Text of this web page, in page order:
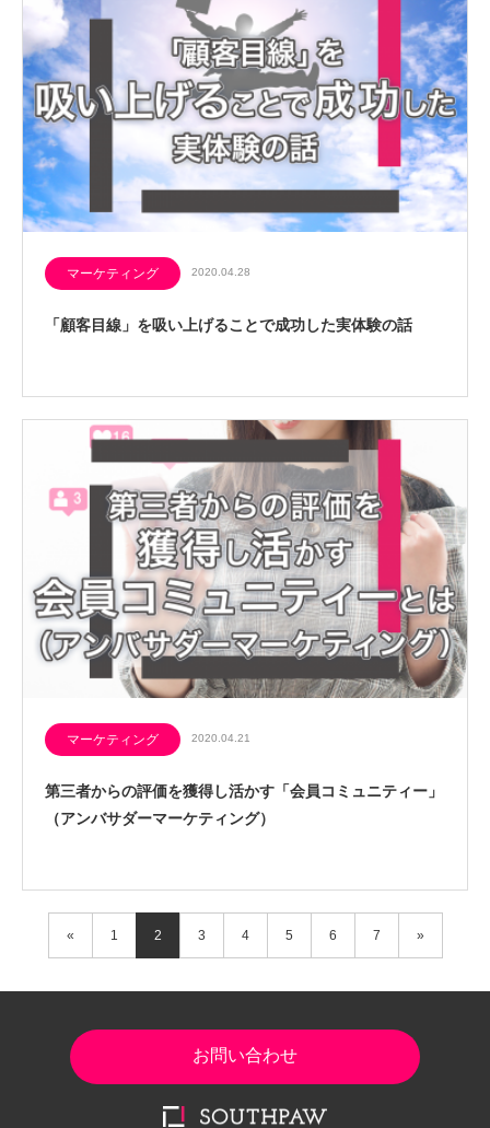
マーケティング 2020.04.28
「顧客目線」を吸い上げることで成功した実体験の話
マーケティング 2020.04.21
第三者からの評価を獲得し活かす「会員コミュニティー」
（アンバサダーマーケティング）
« 1 2 3 4 5 6 7 »
お問い合わせ